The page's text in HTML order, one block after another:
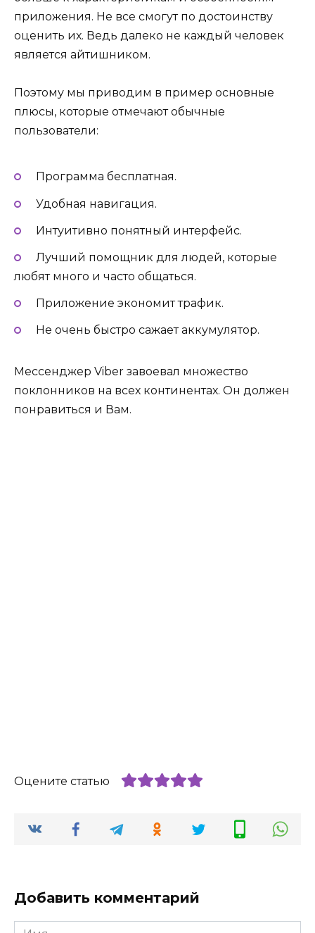
приложения. Не все смогут по достоинству
оценить их. Ведь далеко не каждый человек
является айтишником.
Поэтому мы приводим в пример основные
плюсы, которые отмечают обычные
пользователи:
Программа бесплатная.
Удобная навигация.
Интуитивно понятный интерфейс.
Лучший помощник для людей, которые
любят много и часто общаться.
Приложение экономит трафик.
Не очень быстро сажает аккумулятор.
Мессенджер Viber завоевал множество
поклонников на всех континентах. Он должен
понравиться и Вам.
Оцените статью
Добавить комментарий
Имя